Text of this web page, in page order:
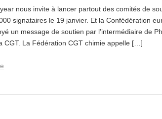
nous invite à lancer partout des comités de
signataires le 19 janvier. Et la Confédération
un message de soutien par l’intermédiaire de
CGT. La Fédération CGT chimie appelle […]